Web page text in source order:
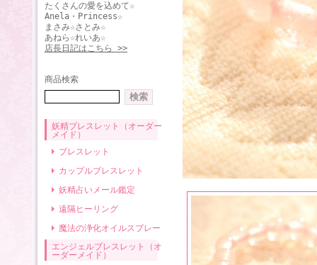
たくさんの愛を込めて☆
Anela・Princess☆
まさみ☆さとみ☆
あねら☆れいあ☆
店長日記はこちら >>
商品検索
妖精ブレスレット（オーダー
メイド）
ブレスレット
カップルブレスレット
妖精占いメール鑑定
遠隔ヒーリング
魔法の浄化オイルスプレー
エンジェルブレスレット（オ
ーダーメイド）